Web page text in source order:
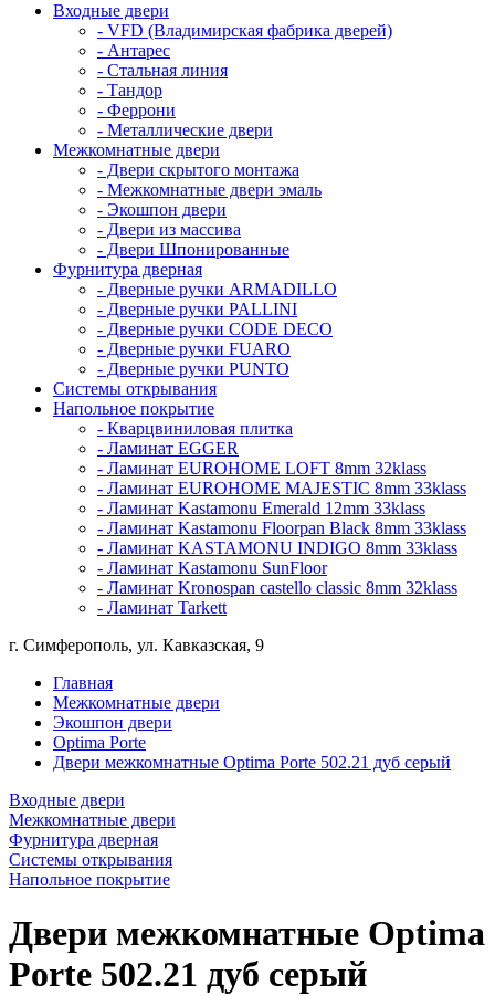
Входные двери
- VFD (Владимирская фабрика дверей)
- Антарес
- Стальная линия
- Тандор
- Феррони
- Металлические двери
Межкомнатные двери
- Двери скрытого монтажа
- Межкомнатные двери эмаль
- Экошпон двери
- Двери из массива
- Двери Шпонированные
Фурнитура дверная
- Дверные ручки ARMADILLO
- Дверные ручки PALLINI
- Дверные ручки CODE DECO
- Дверные ручки FUARO
- Дверные ручки PUNTO
Системы открывания
Напольное покрытие
- Кварцвиниловая плитка
- Ламинат EGGER
- Ламинат EUROHOME LOFT 8mm 32klass
- Ламинат EUROHOME MAJESTIC 8mm 33klass
- Ламинат Kastamonu Emerald 12mm 33klass
- Ламинат Kastamonu Floorpan Black 8mm 33klass
- Ламинат KASTAMONU INDIGO 8mm 33klass
- Ламинат Kastamonu SunFloor
- Ламинат Kronospan castello classic 8mm 32klass
- Ламинат Tarkett
г. Симферополь, ул. Кавказская, 9
Главная
Межкомнатные двери
Экошпон двери
Optima Porte
Двери межкомнатные Optima Porte 502.21 дуб серый
Входные двери
Межкомнатные двери
Фурнитура дверная
Системы открывания
Напольное покрытие
Двери межкомнатные Optima
Porte 502.21 дуб серый